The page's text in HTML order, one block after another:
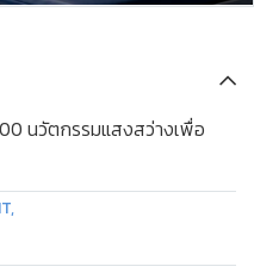
นวัตกรรมแสงสว่างเพื่อ
,